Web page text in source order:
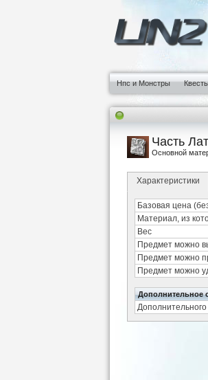
Нпс и Монстры
Часть
Основной
Характеристики
Базовая цена
Материал, из
Вес
Предмет можно
Предмет можно
Предмет можно
Дополнительное